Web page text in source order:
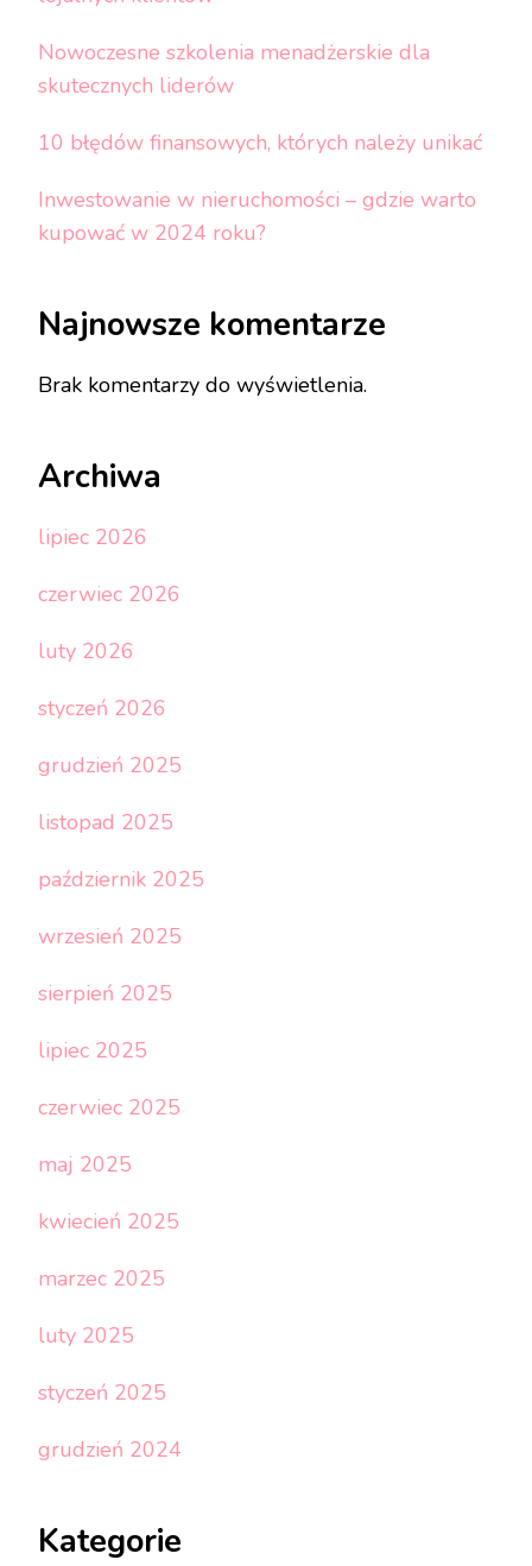
Nowoczesne szkolenia menadżerskie dla
skutecznych liderów
10 błędów finansowych, których należy unikać
Inwestowanie w nieruchomości – gdzie warto
kupować w 2024 roku?
Najnowsze komentarze
Brak komentarzy do wyświetlenia.
Archiwa
lipiec 2026
czerwiec 2026
luty 2026
styczeń 2026
grudzień 2025
listopad 2025
październik 2025
wrzesień 2025
sierpień 2025
lipiec 2025
czerwiec 2025
maj 2025
kwiecień 2025
marzec 2025
luty 2025
styczeń 2025
grudzień 2024
Kategorie